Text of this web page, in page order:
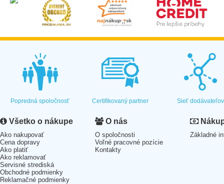
Popredná spoločnosť Certifikovaný partner Sieť dodávateľov
Všetko o nákupe
Ako nakupovať
Cena dopravy
Ako platiť
Ako reklamovať
Servisné strediská
Obchodné podmienky
Reklamačné podmienky
O nás
O spoločnosti
Voľné pracovné pozície
Kontakty
Základné